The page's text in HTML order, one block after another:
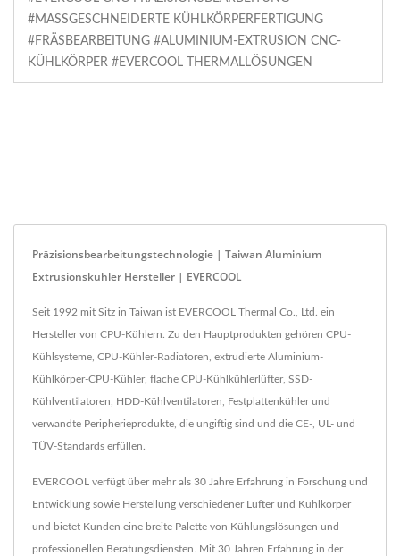
#MASSGESCHNEIDERTE KÜHLKÖRPERFERTIGUNG #
FRÄSBEARBEITUNG #ALUMINIUM-EXTRUSION CNC-K
ÜHLKÖRPER #EVERCOOL THERMALLÖSUNGEN
Präzisionsbearbeitungstechnologie | Taiwan Aluminium
Extrusionskühler Hersteller | EVERCOOL
Seit 1992 mit Sitz in Taiwan ist EVERCOOL Thermal Co., Ltd. ein
Hersteller von CPU-Kühlern. Zu den Hauptprodukten gehören CPU-
Kühlsysteme, CPU-Kühler-Radiatoren, extrudierte Aluminium-
Kühlkörper-CPU-Kühler, flache CPU-Kühlkühlerlüfter, SSD-
Kühlventilatoren, HDD-Kühlventilatoren, Festplattenkühler und
verwandte Peripherieprodukte, die ungiftig sind und die CE-, UL- und
TÜV-Standards erfüllen.
EVERCOOL verfügt über mehr als 30 Jahre Erfahrung in Forschung und
Entwicklung sowie Herstellung verschiedener Lüfter und Kühlkörper
und bietet Kunden eine breite Palette von Kühlungslösungen und
professionellen Beratungsdiensten. Mit 30 Jahren Erfahrung in der